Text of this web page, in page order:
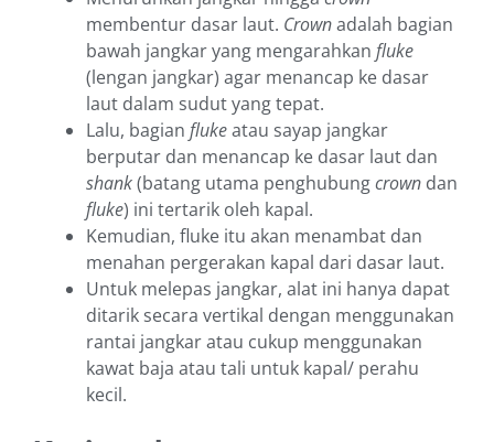
membentur dasar laut. Crownadalah bagian
bawah jangkar yang mengarahkan fluke
(lengan jangkar) agar menancap ke dasar
laut dalam sudut yang tepat.
Lalu, bagian flukeatau sayap jangkar
berputar dan menancap ke dasar laut dan
shank(batang utama penghubungcrown dan
fluke) ini tertarik oleh kapal.
Kemudian, fluke itu akan menambat dan
menahan pergerakan kapal dari dasar laut.
Untuk melepas jangkar, alat ini hanya dapat
ditarik secara vertikal dengan menggunakan
rantai jangkar atau cukup menggunakan
kawat baja atau tali untuk kapal/ perahu
kecil.